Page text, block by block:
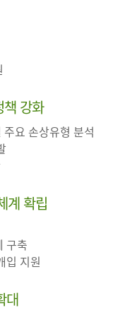
강화
주요 손상유형 분석
계 확립
구축
입 지원
대